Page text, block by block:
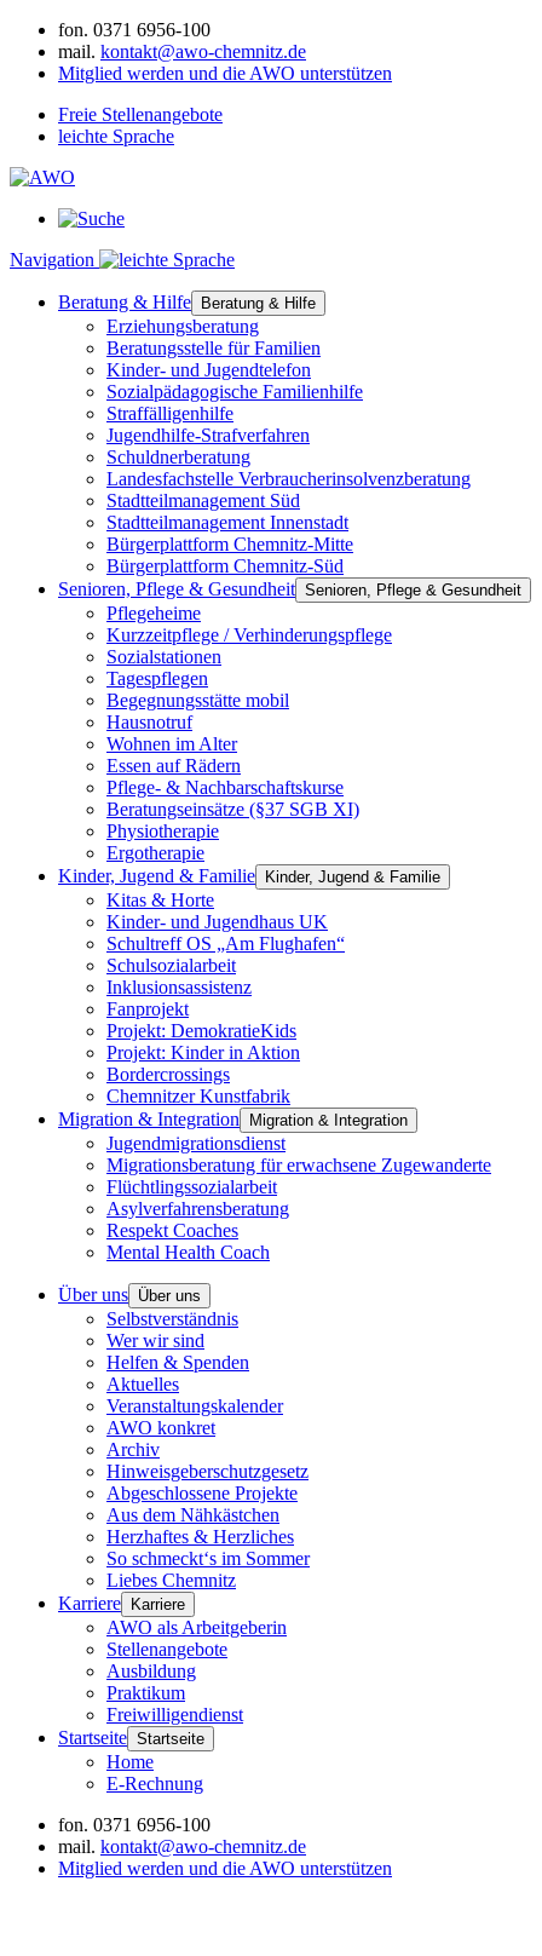
fon. 0371 6956-100
mail. kontakt@awo-chemnitz.de
Mitglied werden und die AWO unterstützen
Freie Stellenangebote
leichte Sprache
Navigation
Beratung & Hilfe Beratung & Hilfe
Erziehungsberatung
Beratungsstelle für Familien
Kinder- und Jugendtelefon
Sozialpädagogische Familienhilfe
Straffälligenhilfe
Jugendhilfe-Strafverfahren
Schuldnerberatung
Landesfachstelle Verbraucherinsolvenzberatung
Stadtteilmanagement Süd
Stadtteilmanagement Innenstadt
Bürgerplattform Chemnitz-Mitte
Bürgerplattform Chemnitz-Süd
Senioren, Pflege & Gesundheit Senioren, Pflege & Gesundheit
Pflegeheime
Kurzzeitpflege / Verhinderungspflege
Sozialstationen
Tagespflegen
Begegnungsstätte mobil
Hausnotruf
Wohnen im Alter
Essen auf Rädern
Pflege- & Nachbarschaftskurse
Beratungseinsätze (§37 SGB XI)
Physiotherapie
Ergotherapie
Kinder, Jugend & Familie
Kinder, Jugend & Familie
Kitas & Horte
Kinder- und Jugendhaus UK
Schultreff OS „Am Flughafen“
Schulsozialarbeit
Inklusionsassistenz
Fanprojekt
Projekt: DemokratieKids
Projekt: Kinder in Aktion
Bordercrossings
Chemnitzer Kunstfabrik
Migration & Integration
Migration & Integration
Jugendmigrationsdienst
Migrationsberatung für erwachsene Zugewanderte
Flüchtlingssozialarbeit
Asylverfahrensberatung
Respekt Coaches
Mental Health Coach
Über uns Über uns
Selbstverständnis
Wer wir sind
Helfen & Spenden
Aktuelles
Veranstaltungskalender
AWO konkret
Archiv
Hinweisgeberschutzgesetz
Abgeschlossene Projekte
Aus dem Nähkästchen
Herzhaftes & Herzliches
So schmeckt‘s im Sommer
Liebes Chemnitz
Karriere
Karriere
AWO als Arbeitgeberin
Stellenangebote
Ausbildung
Praktikum
Freiwilligendienst
Startseite Startseite
Home
E-Rechnung
fon. 0371 6956-100
mail. kontakt@awo-chemnitz.de
Mitglied werden und die AWO unterstützen